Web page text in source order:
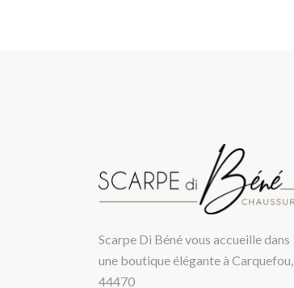
Scarpe Di Béné vous accueille dans
une boutique élégante à Carquefou,
44470